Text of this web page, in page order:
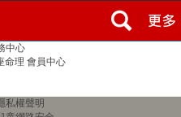
中心
命理 會員中心
私權聲明